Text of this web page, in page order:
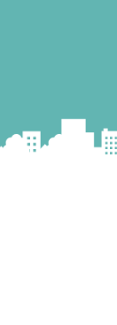
戸畑区事務所
員になる